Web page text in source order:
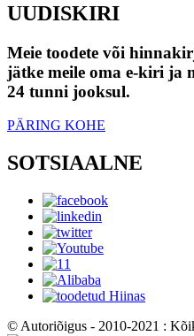
UUDISKIRI
Meie toodete või
jätke meile oma e-kiri ja
24 tunni jooksul.
PÄRING KOHE
SOTSIAALNE
© Autoriõigus - 2010-2021 :